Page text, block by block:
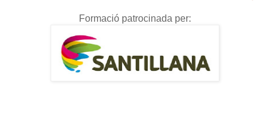
Formació patrocinada per: